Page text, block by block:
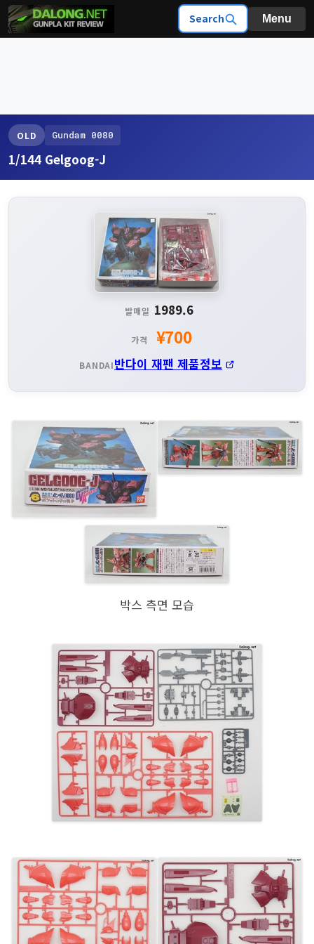
Search Menu
OLD Gundam 0080
1/144 Gelgoog-J
발매일 1989.6
가격 ¥700
BANDAI반다이 재팬 제품정보
박스 측면 모습